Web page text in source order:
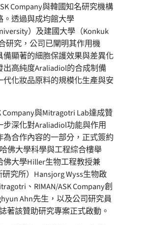
Company與韓國知名研究機構
透過與成均館大學
）及建國大學（Konkuk
研究，公司已闡明其作用機
顯著的細胞保護效果與差異化
高純度Araliadiol的合成制備
化妝品原料的規模化生產與安
與Mitragotri Lab達成贊
深化對Araliadiol功能與作用
合作內容的一部分，正式簽約
佛大學科學與工程綜合樓舉
佛大學Hiller生物工程教授‌兼
究所）Hansjorg Wyss生物啟
、RIMAN/ASK Company創
Ahn先生，以及公司研究員
著該贊助研究專案正式啟動。